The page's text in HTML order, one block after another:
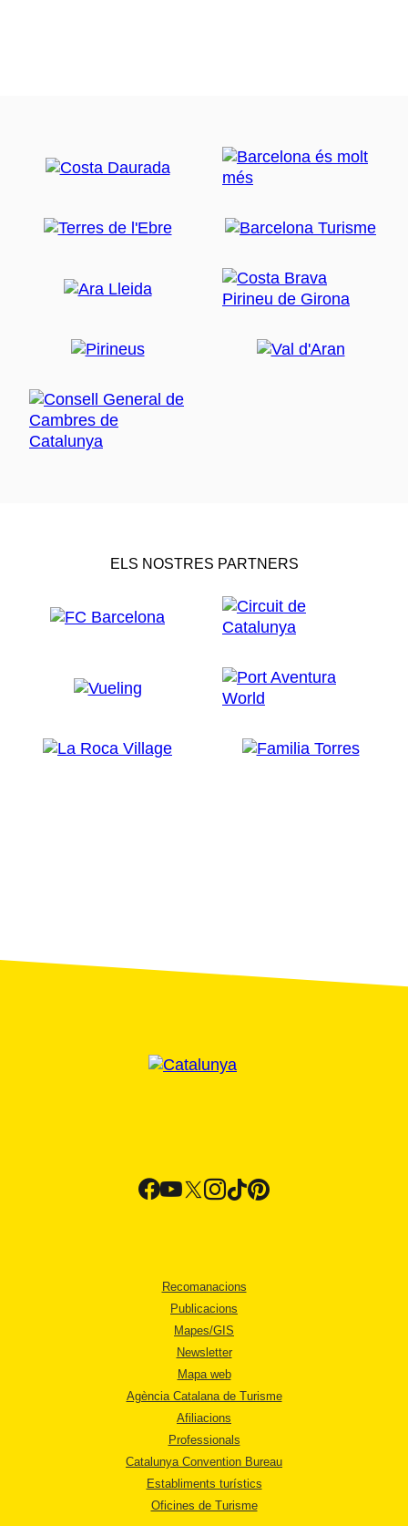
ELS NOSTRES PARTNERS
Recomanacions
Publicacions
Mapes/GIS
Newsletter
Mapa web
Agència Catalana de Turisme
Afiliacions
Professionals
Catalunya Convention Bureau
Establiments turístics
Oficines de Turisme